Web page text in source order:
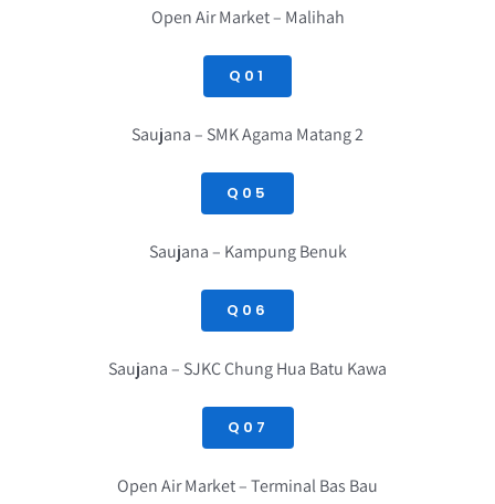
Open Air Market – Malihah
Q01
Saujana – SMK Agama Matang 2
Q05
Saujana – Kampung Benuk
Q06
Saujana – SJKC Chung Hua Batu Kawa
Q07
Open Air Market – Terminal Bas Bau